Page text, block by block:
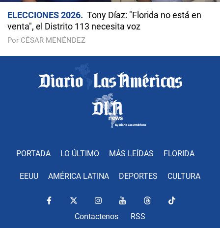
ELECCIONES 2026
Tony Díaz: "Florida no está en
venta", el Distrito 113 necesita voz
Por CÉSAR MENÉNDEZ
PORTADA LO ÚLTIMO MÁS LEÍDAS FLORIDA
EEUU AMÉRICA LATINA DEPORTES CULTURA
Contactenos RSS